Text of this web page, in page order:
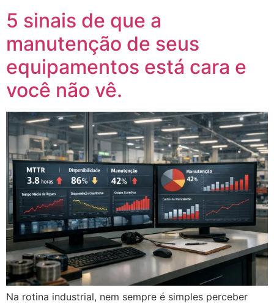
5 sinais de que a
manutenção de seus
equipamentos está cara e
você não vê.
Na rotina industrial, nem sempre é simples perceber